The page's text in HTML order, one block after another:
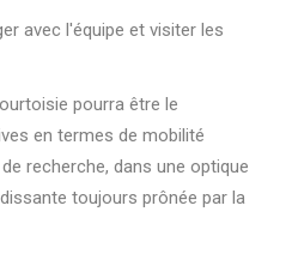
avec l'équipe et visiter les
pourra être le
en termes de mobilité
recherche, dans une optique
toujours prônée par la